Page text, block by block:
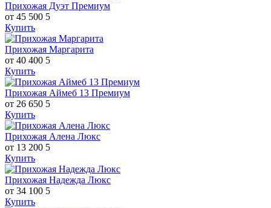
Прихожая Дуэт Премиум
от 45 500 5
Купить
Прихожая Маргарита
от 40 400 5
Купить
Прихожая Аймеб 13 Премиум
от 26 650 5
Купить
Прихожая Алена Люкс
от 13 200 5
Купить
Прихожая Надежда Люкс
от 34 100 5
Купить